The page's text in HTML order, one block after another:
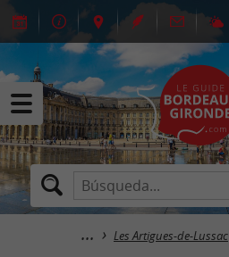
Les Artigues-de-Lussac